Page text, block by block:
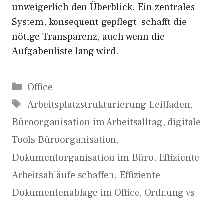
unweigerlich den Überblick. Ein zentrales
System, konsequent gepflegt, schafft die
nötige Transparenz, auch wenn die
Aufgabenliste lang wird.
Kategorien
Office
Schlagwörter
Arbeitsplatzstrukturierung Leitfaden,
Büroorganisation im Arbeitsalltag, digitale
Tools Büroorganisation,
Dokumentorganisation im Büro, Effiziente
Arbeitsabläufe schaffen, Effiziente
Dokumentenablage im Office, Ordnung vs